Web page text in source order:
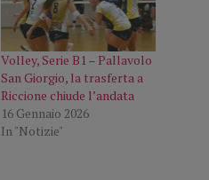
Volley, Serie B1 – Pallavolo
San Giorgio, la trasferta a
Riccione chiude l’andata
16 Gennaio 2026
In "Notizie"